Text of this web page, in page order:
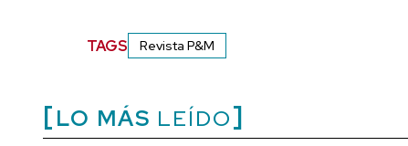
TAGS Revista P&M
LO MÁS LEÍDO